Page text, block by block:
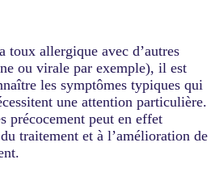
toux allergique avec d’autres
ou virale par exemple), il est
les symptômes typiques qui
une attention particulière.
précocement peut en effet
traitement et à l’amélioration de